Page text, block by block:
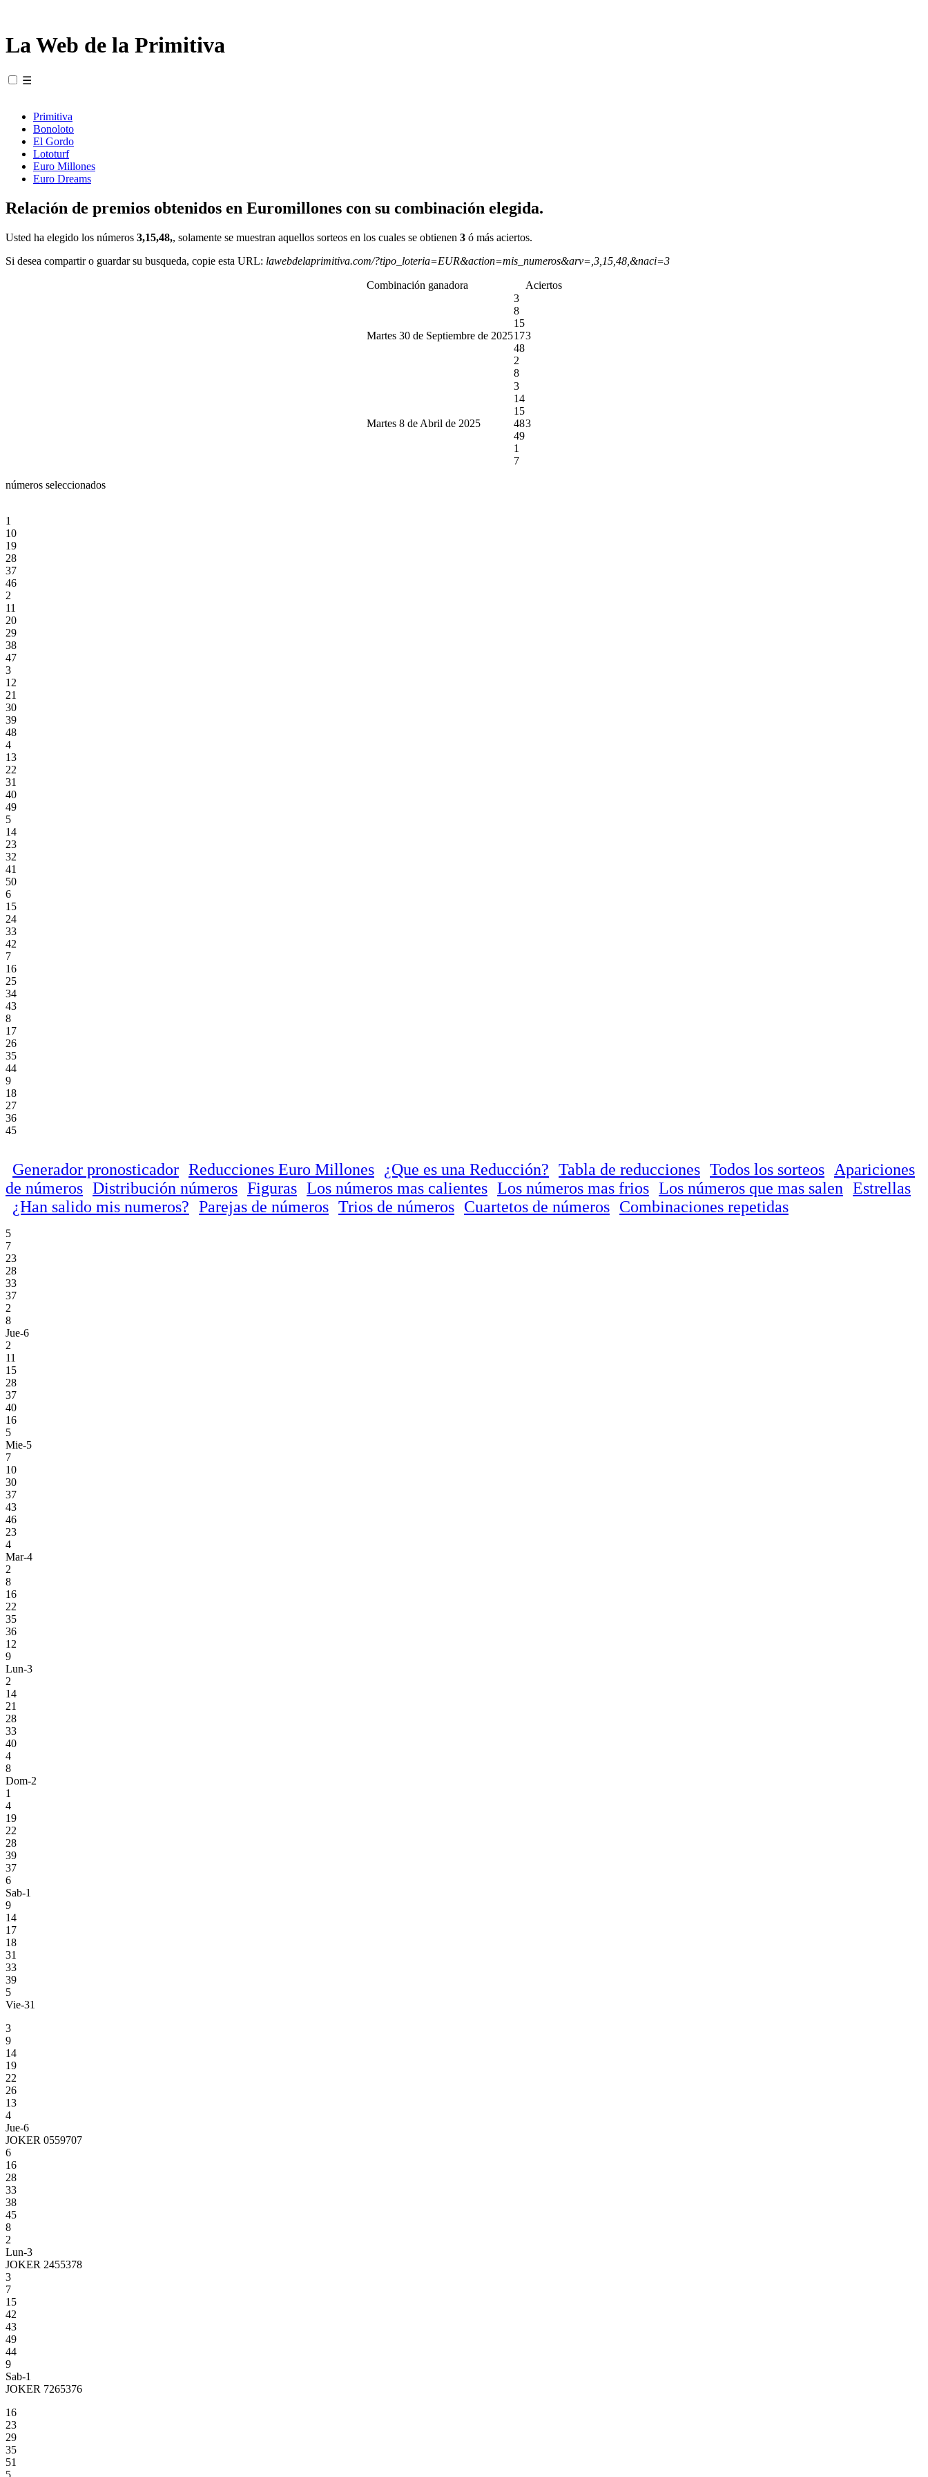
La Web de la Primitiva
☰
Primitiva
Bonoloto
El Gordo
Lototurf
Euro Millones
Euro Dreams
Relación de premios obtenidos en Euromillones con su combinación elegida.
Usted ha elegido los números 3,15,48,, solamente se muestran aquellos sorteos en los cuales se obtienen 3 ó más aciertos.
Si desea compartir o guardar su busqueda, copie esta URL: lawebdelaprimitiva.com/?tipo_loteria=EUR&action=mis_numeros&arv=,3,15,48,&naci=3
Combinación ganadora Aciertos
Martes 30 de Septiembre de 2025
3
8
15
17
48
2
8
3
Martes 8 de Abril de 2025
3
14
15
48
49
1
7
3
números seleccionados
1
10
19
28
37
46
2
11
20
29
38
47
3
12
21
30
39
48
4
13
22
31
40
49
5
14
23
32
41
50
6
15
24
33
42
7
16
25
34
43
8
17
26
35
44
9
18
27
36
45
Generador pronosticador Reducciones Euro Millones ¿Que es una Reducción? Tabla de reducciones Todos los sorteos
Apariciones
de números Distribución números Figuras Los números mas calientes Los números mas frios Los números que mas salen Estrellas
¿Han salido mis numeros? Parejas de números Trios de números Cuartetos de números Combinaciones repetidas
5
7
23
28
33
37
2
8
Jue-6
2
11
15
28
37
40
16
5
Mie-5
7
10
30
37
43
46
23
4
Mar-4
2
8
16
22
35
36
12
9
Lun-3
2
14
21
28
33
40
4
8
Dom-2
1
4
19
22
28
39
37
6
Sab-1
9
14
17
18
31
33
39
5
Vie-31
3
9
14
19
22
26
13
4
Jue-6
JOKER 0559707
6
16
28
33
38
45
8
2
Lun-3
JOKER 2455378
3
7
15
42
43
49
44
9
Sab-1
JOKER 7265376
16
23
29
35
51
5